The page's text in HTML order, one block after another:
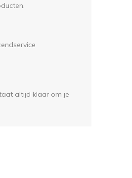
altijd klaar om je